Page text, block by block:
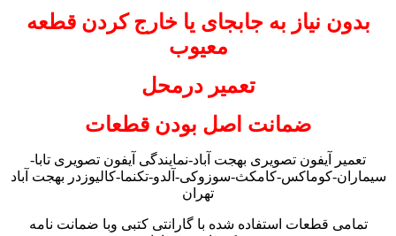
بدون نیاز به جابجای یا خارج کردن قطعه
معیوب
تعمیر درمحل
ضمانت اصل بودن قطعات
تعمیر آیفون تصویری بهجت آباد-نمایندگی آیفون تصویری تابا-
سیماران-کوماکس-کامکث-سوزوکی-آلدو-تکنما-کالیوزدر بهجت آباد
تهران
تمامی قطعات استفاده شده با گارانتی کتبی وبا ضمانت نامه